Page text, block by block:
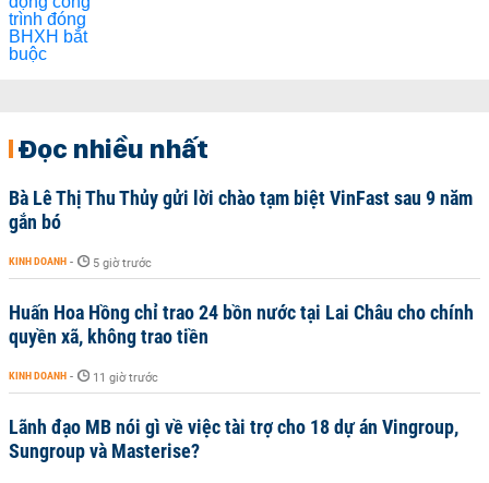
Đọc nhiều nhất
Bà Lê Thị Thu Thủy gửi lời chào tạm biệt VinFast sau 9 năm
gắn bó
KINH DOANH - 5 giờ trước
Huấn Hoa Hồng chỉ trao 24 bồn nước tại Lai Châu cho chính
quyền xã, không trao tiền
KINH DOANH - 11 giờ trước
Lãnh đạo MB nói gì về việc tài trợ cho 18 dự án Vingroup,
Sungroup và Masterise?